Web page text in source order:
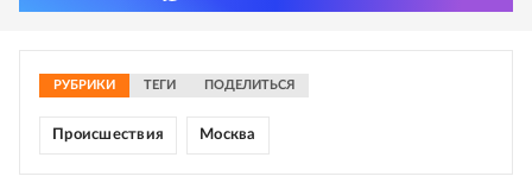
РУБРИКИ ТЕГИ ПОДЕЛИТЬСЯ
Происшествия Москва